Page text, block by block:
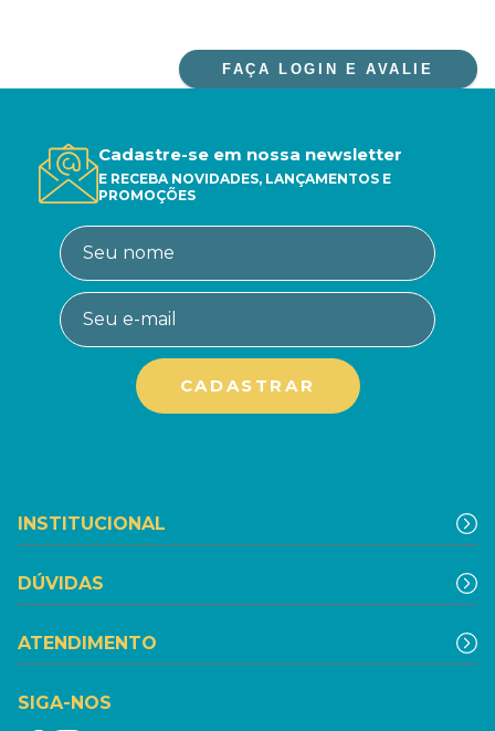
FAÇA LOGIN E AVALIE
Cadastre-se em nossa newsletter
E RECEBA NOVIDADES, LANÇAMENTOS E
PROMOÇÕES
INSTITUCIONAL
DÚVIDAS
ATENDIMENTO
SIGA-NOS